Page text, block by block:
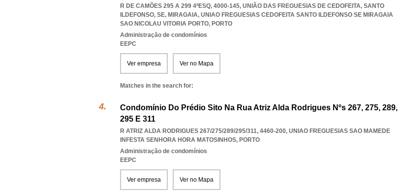
R DE CAMÕES 295 A 299 4ºESQ, 4000-145, UNIÃO DAS FREGUESIAS DE CEDOFEITA, SANTO
ILDEFONSO, SE, MIRAGAIA, UNIAO FREGUESIAS CEDOFEITA SANTO ILDEFONSO SE MIRAGAIA
SAO NICOLAU VITORIA PORTO, PORTO
Administração de condomínios
EEPC
Ver empresa Ver no Mapa
Matches in the search for:
Condomínio Do Prédio Sito Na Rua Atriz Alda Rodrigues Nºs 267, 275, 289,
295 E 311
R ATRIZ ALDA RODRIGUES 267/275/289/295/311, 4460-200, UNIAO FREGUESIAS SAO MAMEDE
INFESTA SENHORA HORA MATOSINHOS, PORTO
Administração de condomínios
EEPC
Ver empresa Ver no Mapa